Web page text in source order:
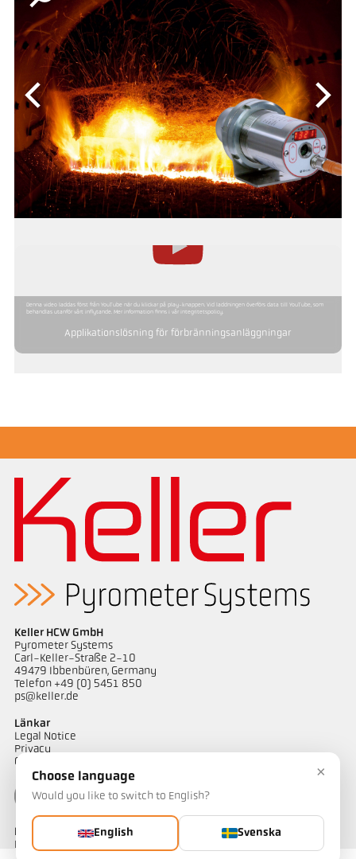
Denna video laddas först från YouTube när du klickar på play-knappen. Vid laddningen överförs data till YouTube, som
behandlas utanför vårt inflytande. Mer information finns i vår integritetspolicy.
Applikationslösning för förbränningsanläggningar
Keller HCW GmbH
Pyrometer Systems
Carl-Keller-Straße 2-10
49479 Ibbenbüren, Germany
Telefon +49 (0) 5451 850
ps@keller.de
Länkar
Legal Notice
Privacy
GTC
Har du frågor om våra temperaturmätningslösningar? Vårt team
×
Choose language
Would you like to switch to English?
English Svenska